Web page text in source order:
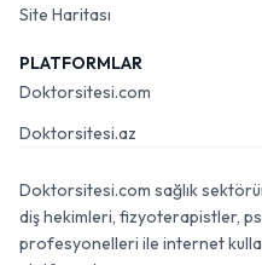
Site Haritası
PLATFORMLAR
Doktorsitesi.com
Doktorsitesi.az
Doktorsitesi.com sağlık
diş hekimleri, fizyoterapistler,
profesyonelleri ile internet